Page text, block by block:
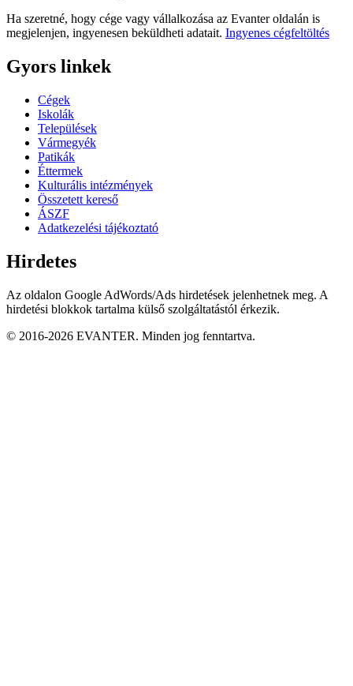
Ha szeretné, hogy cége vagy vállalkozása az Evanter oldalán is
megjelenjen, ingyenesen beküldheti adatait. Ingyenes cégfeltöltés
Gyors linkek
Cégek
Iskolák
Települések
Vármegyék
Patikák
Éttermek
Kulturális intézmények
Összetett kereső
ÁSZF
Adatkezelési tájékoztató
Hirdetes
Az oldalon Google AdWords/Ads hirdetések jelenhetnek meg. A
hirdetési blokkok tartalma külső szolgáltatástól érkezik.
© 2016-2026 EVANTER. Minden jog fenntartva.